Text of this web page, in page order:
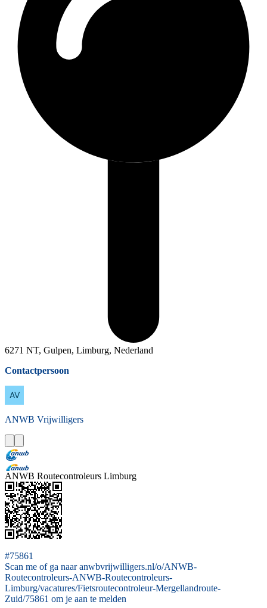
6271 NT, Gulpen, Limburg, Nederland
Contactpersoon
ANWB Vrijwilligers
ANWB Routecontroleurs Limburg
#75861
Scan me of ga naar anwbvrijwilligers.nl/o/ANWB-
Routecontroleurs-ANWB-Routecontroleurs-
Limburg/vacatures/Fietsroutecontroleur-Mergellandroute-
Zuid/75861 om je aan te melden